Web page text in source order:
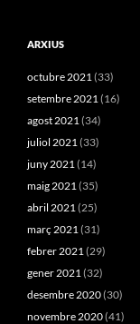
ARXIUS
octubre 2021(33)
setembre 2021(16)
agost 2021(34)
juliol 2021(33)
juny 2021(14)
maig 2021(35)
abril 2021(25)
març 2021(31)
febrer 2021(29)
gener 2021(32)
desembre 2020(30)
novembre 2020(41)